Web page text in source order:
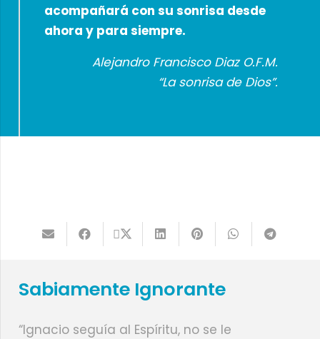
acompañará con su sonrisa desde
ahora y para siempre.
Alejandro Francisco Diaz O.F.M.
“La sonrisa de Dios”.
Sabiamente Ignorante
“Ignacio seguía al Espíritu, no se le